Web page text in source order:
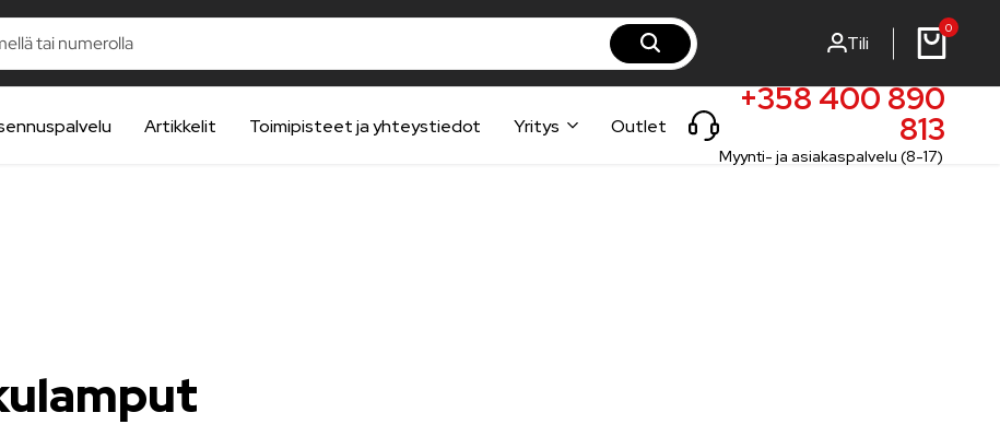
Tili
0
Artikkelit Toimipisteet ja yhteystiedot Yritys Outlet
+358 400 890
813
Myynti- ja asiakaspalvelu (8-17)